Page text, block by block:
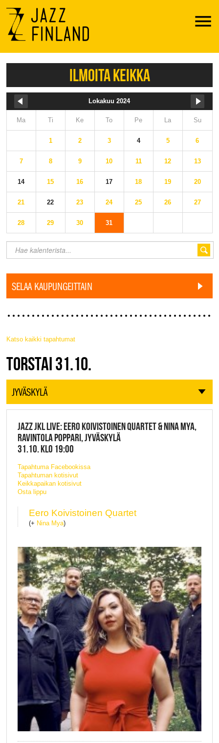
Menu
ILMOITA KEIKKA
Lokakuu 2024
Ma Ti Ke To Pe La Su
1 2 3 4 5 6
7 8 9 10 11 12 13
14 15 16 17 18 19 20
21 22 23 24 25 26 27
28 29 30 31
SELAA KAUPUNGEITTAIN
Katso kaikki tapahtumat
JAZZ FINLAND LIVE
TORSTAI 31.10.
JYVÄSKYLÄ
JAZZ JKL LIVE: EERO KOIVISTOINEN QUARTET & NINA MYA,
RAVINTOLA POPPARI, JYVÄSKYLÄ
31.10. KLO 19:00
Tapahtuma Facebookissa
Tapahtuman kotisivut
Keikkapaikan kotisivut
Osta lippu
Eero Koivistoinen Quartet
(+ Nina Mya)